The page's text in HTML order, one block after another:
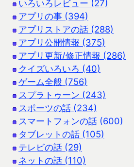
いろいろレビュー (27)
アプリの事 (394)
アプリストアの話 (288)
アプリ公開情報 (375)
アプリ更新/修正情報 (286)
クイズいろいろ (40)
ゲーム全般 (756)
スプラトゥーン (243)
スポーツの話 (234)
スマートフォンの話 (600)
タブレットの話 (105)
テレビの話 (29)
ネットの話 (110)